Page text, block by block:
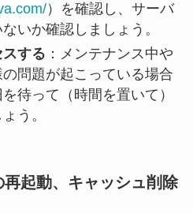
）を確認し、サーバ
いか確認しましょう。
する ：メンテナンス中や
問題が起こっている場合
待って（時間を置いて）
う。
起動、キャッシュ削除